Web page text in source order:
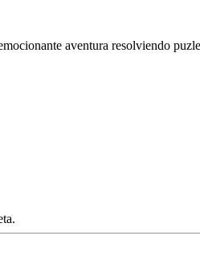
aventura resolviendo